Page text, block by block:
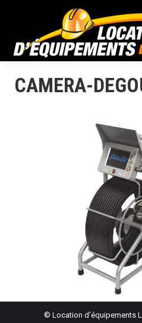
CAMERA-
© Location d'équipements